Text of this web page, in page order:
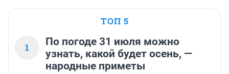
ТОП 5
1
По погоде 31 июля можно
узнать, какой будет осень, —
народные приметы